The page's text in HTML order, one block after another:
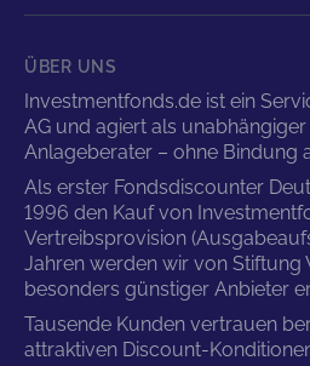
ÜBER UNS
Investmentfonds.de ist ein
AG und agiert als
Anlageberater – ohne Bindung
Als erster Fondsdiscounter
1996 den Kauf von
Vertreibsprovision
Jahren werden wir von Stiftung
besonders günstiger Anbieter
Tausende Kunden vertrauen
attraktiven Discount-